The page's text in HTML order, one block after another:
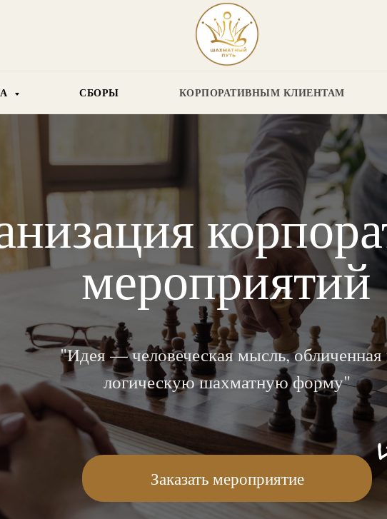
СБОРЫ КОРПОРАТИВНЫМ КЛИЕНТАМ
мероприятий
Заказать мероприятие
"Идея — человеческая мысль, обличенная
логическую шахматную форму"